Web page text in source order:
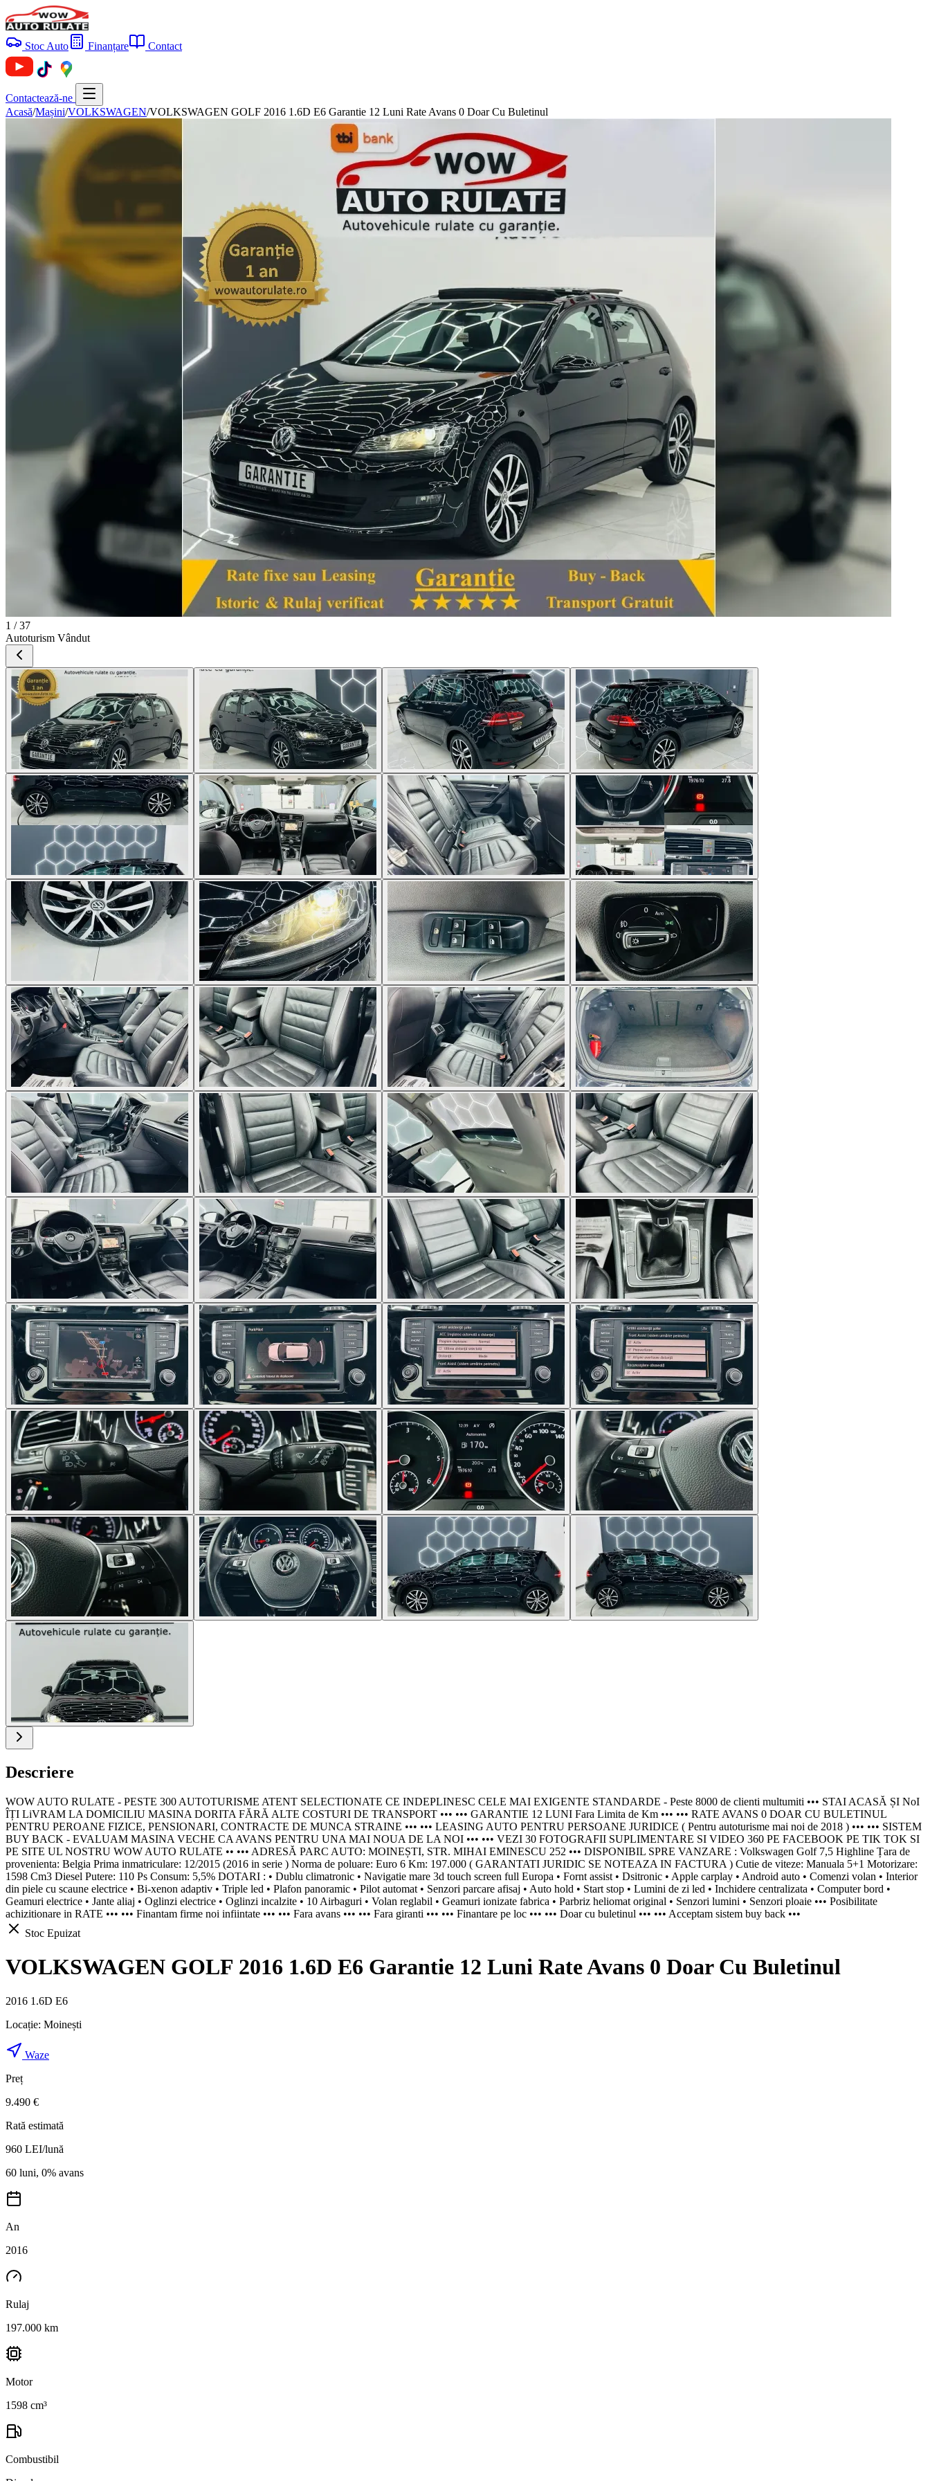
Stoc Auto Finanțare Contact
Contactează-ne
Acasă/Mașini/VOLKSWAGEN/VOLKSWAGEN GOLF 2016 1.6D E6 Garantie 12 Luni Rate Avans 0 Doar Cu Buletinul
1 / 37
Autoturism Vândut
Descriere
WOW AUTO RULATE - PESTE 300 AUTOTURISME ATENT SELECTIONATE CE INDEPLINESC CELE MAI EXIGENTE STANDARDE - Peste 8000 de clienti multumiti ••• STAI ACASĂ ȘI NoI
ÎȚI LiVRAM LA DOMICILIU MASINA DORITA FĂRĂ ALTE COSTURI DE TRANSPORT ••• ••• GARANTIE 12 LUNI Fara Limita de Km ••• ••• RATE AVANS 0 DOAR CU BULETINUL
PENTRU PEROANE FIZICE, PENSIONARI, CONTRACTE DE MUNCA STRAINE ••• ••• LEASING AUTO PENTRU PERSOANE JURIDICE ( Pentru autoturisme mai noi de 2018 ) ••• ••• SISTEM
BUY BACK - EVALUAM MASINA VECHE CA AVANS PENTRU UNA MAI NOUA DE LA NOI ••• ••• VEZI 30 FOTOGRAFII SUPLIMENTARE SI VIDEO 360 PE FACEBOOK PE TIK TOK SI
PE SITE UL NOSTRU WOW AUTO RULATE •• ••• ADRESĂ PARC AUTO: MOINEȘTI, STR. MIHAI EMINESCU 252 ••• DISPONIBIL SPRE VANZARE : Volkswagen Golf 7,5 Highline Țara de
provenienta: Belgia Prima inmatriculare: 12/2015 (2016 in serie ) Norma de poluare: Euro 6 Km: 197.000 ( GARANTATI JURIDIC SE NOTEAZA IN FACTURA ) Cutie de viteze: Manuala 5+1 Motorizare:
1598 Cm3 Diesel Putere: 110 Ps Consum: 5,5% DOTARI : • Dublu climatronic • Navigatie mare 3d touch screen full Europa • Fornt assist • Dsitronic • Apple carplay • Android auto • Comenzi volan • Interior
din piele cu scaune electrice • Bi-xenon adaptiv • Triple led • Plafon panoramic • Pilot automat • Senzori parcare afisaj • Auto hold • Start stop • Lumini de zi led • Inchidere centralizata • Computer bord •
Geamuri electrice • Jante aliaj • Oglinzi electrice • Oglinzi incalzite • 10 Airbaguri • Volan reglabil • Geamuri ionizate fabrica • Parbriz heliomat original • Senzori lumini • Senzori ploaie ••• Posibilitate
achizitionare in RATE ••• ••• Finantam firme noi infiintate ••• ••• Fara avans ••• ••• Fara giranti ••• ••• Finantare pe loc ••• ••• Doar cu buletinul ••• ••• Acceptam sistem buy back •••
Stoc Epuizat
VOLKSWAGEN GOLF 2016 1.6D E6 Garantie 12 Luni Rate Avans 0 Doar Cu Buletinul
2016 1.6D E6
Locație: Moinești
Waze
Preț
9.490 €
Rată estimată
960 LEI/lună
60 luni, 0% avans
An
2016
Rulaj
197.000 km
Motor
1598 cm³
Combustibil